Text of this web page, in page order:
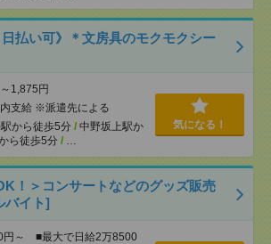
日払い可》＊文房具のモクモクシー
1,875円
支給 ※派遣先による
から徒歩5分 / 中野坂上駅か
ら徒歩5分 / …
気になる！
！＞コンサートなどのグッズ販売
バイト]
円～ ■最大で日給2万8500